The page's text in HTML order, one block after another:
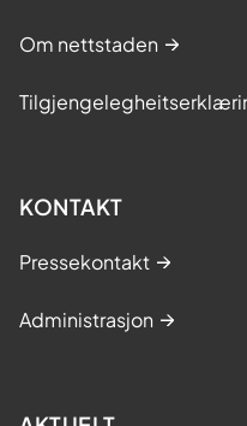
Om nettstaden
KONTAKT
Pressekontakt
Administrasjon